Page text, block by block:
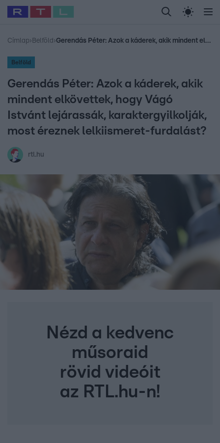
Legfrissebb RTL Híradó Randi Celeb vagyok,
Sebestyén Balázs Babits Marcella
Címlap› Belföld › Gerendás Péter: Azok a káderek, akik mindent elkövettek, hogy Vágó Istvánt lejárassák, karaktergyilkolják, most éreznek lelkiismeret-furdalást?
Belföld
Gerendás Péter: Azok a káderek, akik
mindent elkövettek, hogy Vágó
Istvánt lejárassák, karaktergyilkolják,
most éreznek lelkiismeret-furdalást?
rtl.hu
Nézd a kedvenc
műsoraid
rövid videóit
az RTL.hu-n!